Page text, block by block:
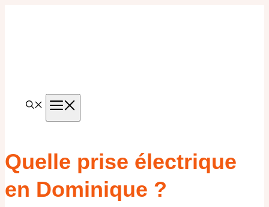
Quelle prise électrique
en Dominique ?